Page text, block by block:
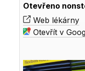
Otevřeno
Web lékárny
Otevřít v